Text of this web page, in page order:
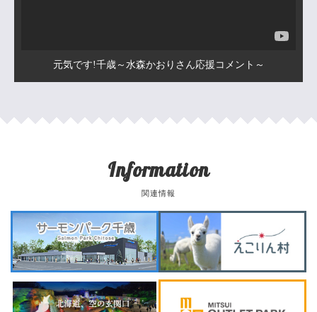
元気です!千歳～水森かおりさん応援コメント～
Information
関連情報